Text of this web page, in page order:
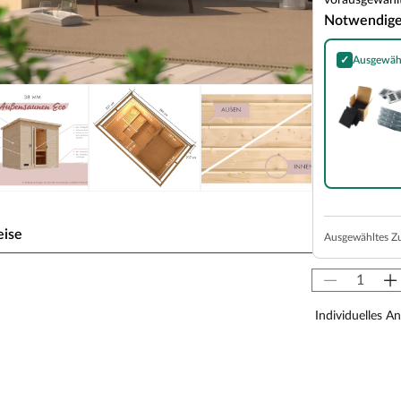
cm natürlich ebenfalls ausreichend
✓
Essential
Ausgewähltes
Individuelles